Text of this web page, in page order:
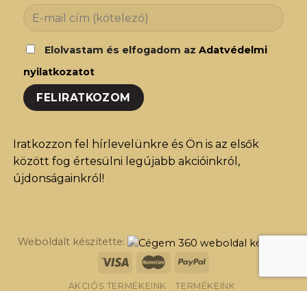
Elolvastam és elfogadom az Adatvédelmi
nyilatkozatot
Iratkozzon fel hírlevelünkre és Ön is az elsők
között fog értesülni legújabb akcióinkról,
újdonságainkról!
Weboldalt készítette:
AKCIÓS TERMÉKEINK
TERMÉKEINK